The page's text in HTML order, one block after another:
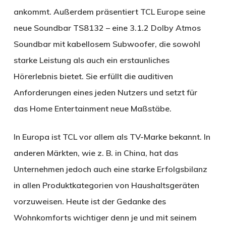
ankommt. Außerdem präsentiert TCL Europe seine
neue Soundbar TS8132 – eine 3.1.2 Dolby Atmos
Soundbar mit kabellosem Subwoofer, die sowohl
starke Leistung als auch ein erstaunliches
Hörerlebnis bietet. Sie erfüllt die auditiven
Anforderungen eines jeden Nutzers und setzt für
das Home Entertainment neue Maßstäbe.
In Europa ist TCL vor allem als TV-Marke bekannt. In
anderen Märkten, wie z. B. in China, hat das
Unternehmen jedoch auch eine starke Erfolgsbilanz
in allen Produktkategorien von Haushaltsgeräten
vorzuweisen. Heute ist der Gedanke des
Wohnkomforts wichtiger denn je und mit seinem